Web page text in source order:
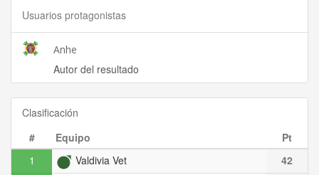
Usuarios protagonistas
Anhe
Autor del resultado
Clasificación
#
Equipo
Pt
1
Valdivia Vet
42